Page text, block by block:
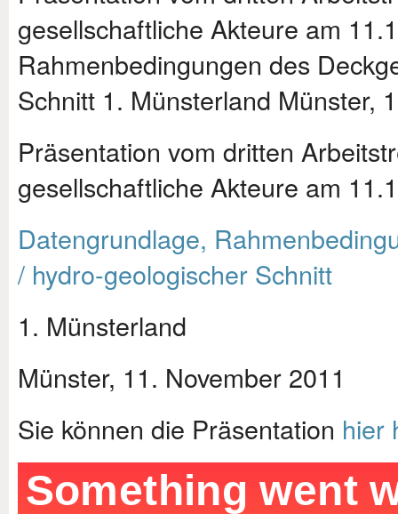
gesellschaftliche Akteure am
Rahmenbedingungen des
Schnitt 1. Münsterland Münster,
Präsentation vom dritten
gesellschaftliche Akteure am
Datengrundlage,
/ hydro-geologischer Schnitt
1. Münsterland
Münster, 11. November 2011
Sie können die Präsentation hier